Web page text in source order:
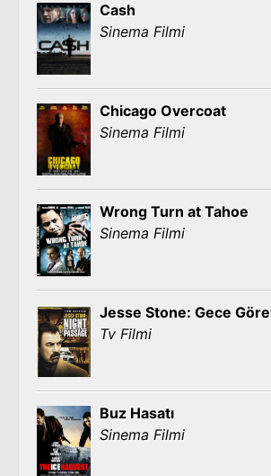
Cash
Sinema Filmi
Chicago Overcoat
Sinema Filmi
Wrong Turn at Tahoe
Sinema Filmi
Jesse Stone: Gece
Tv Filmi
Buz Hasatı
Sinema Filmi